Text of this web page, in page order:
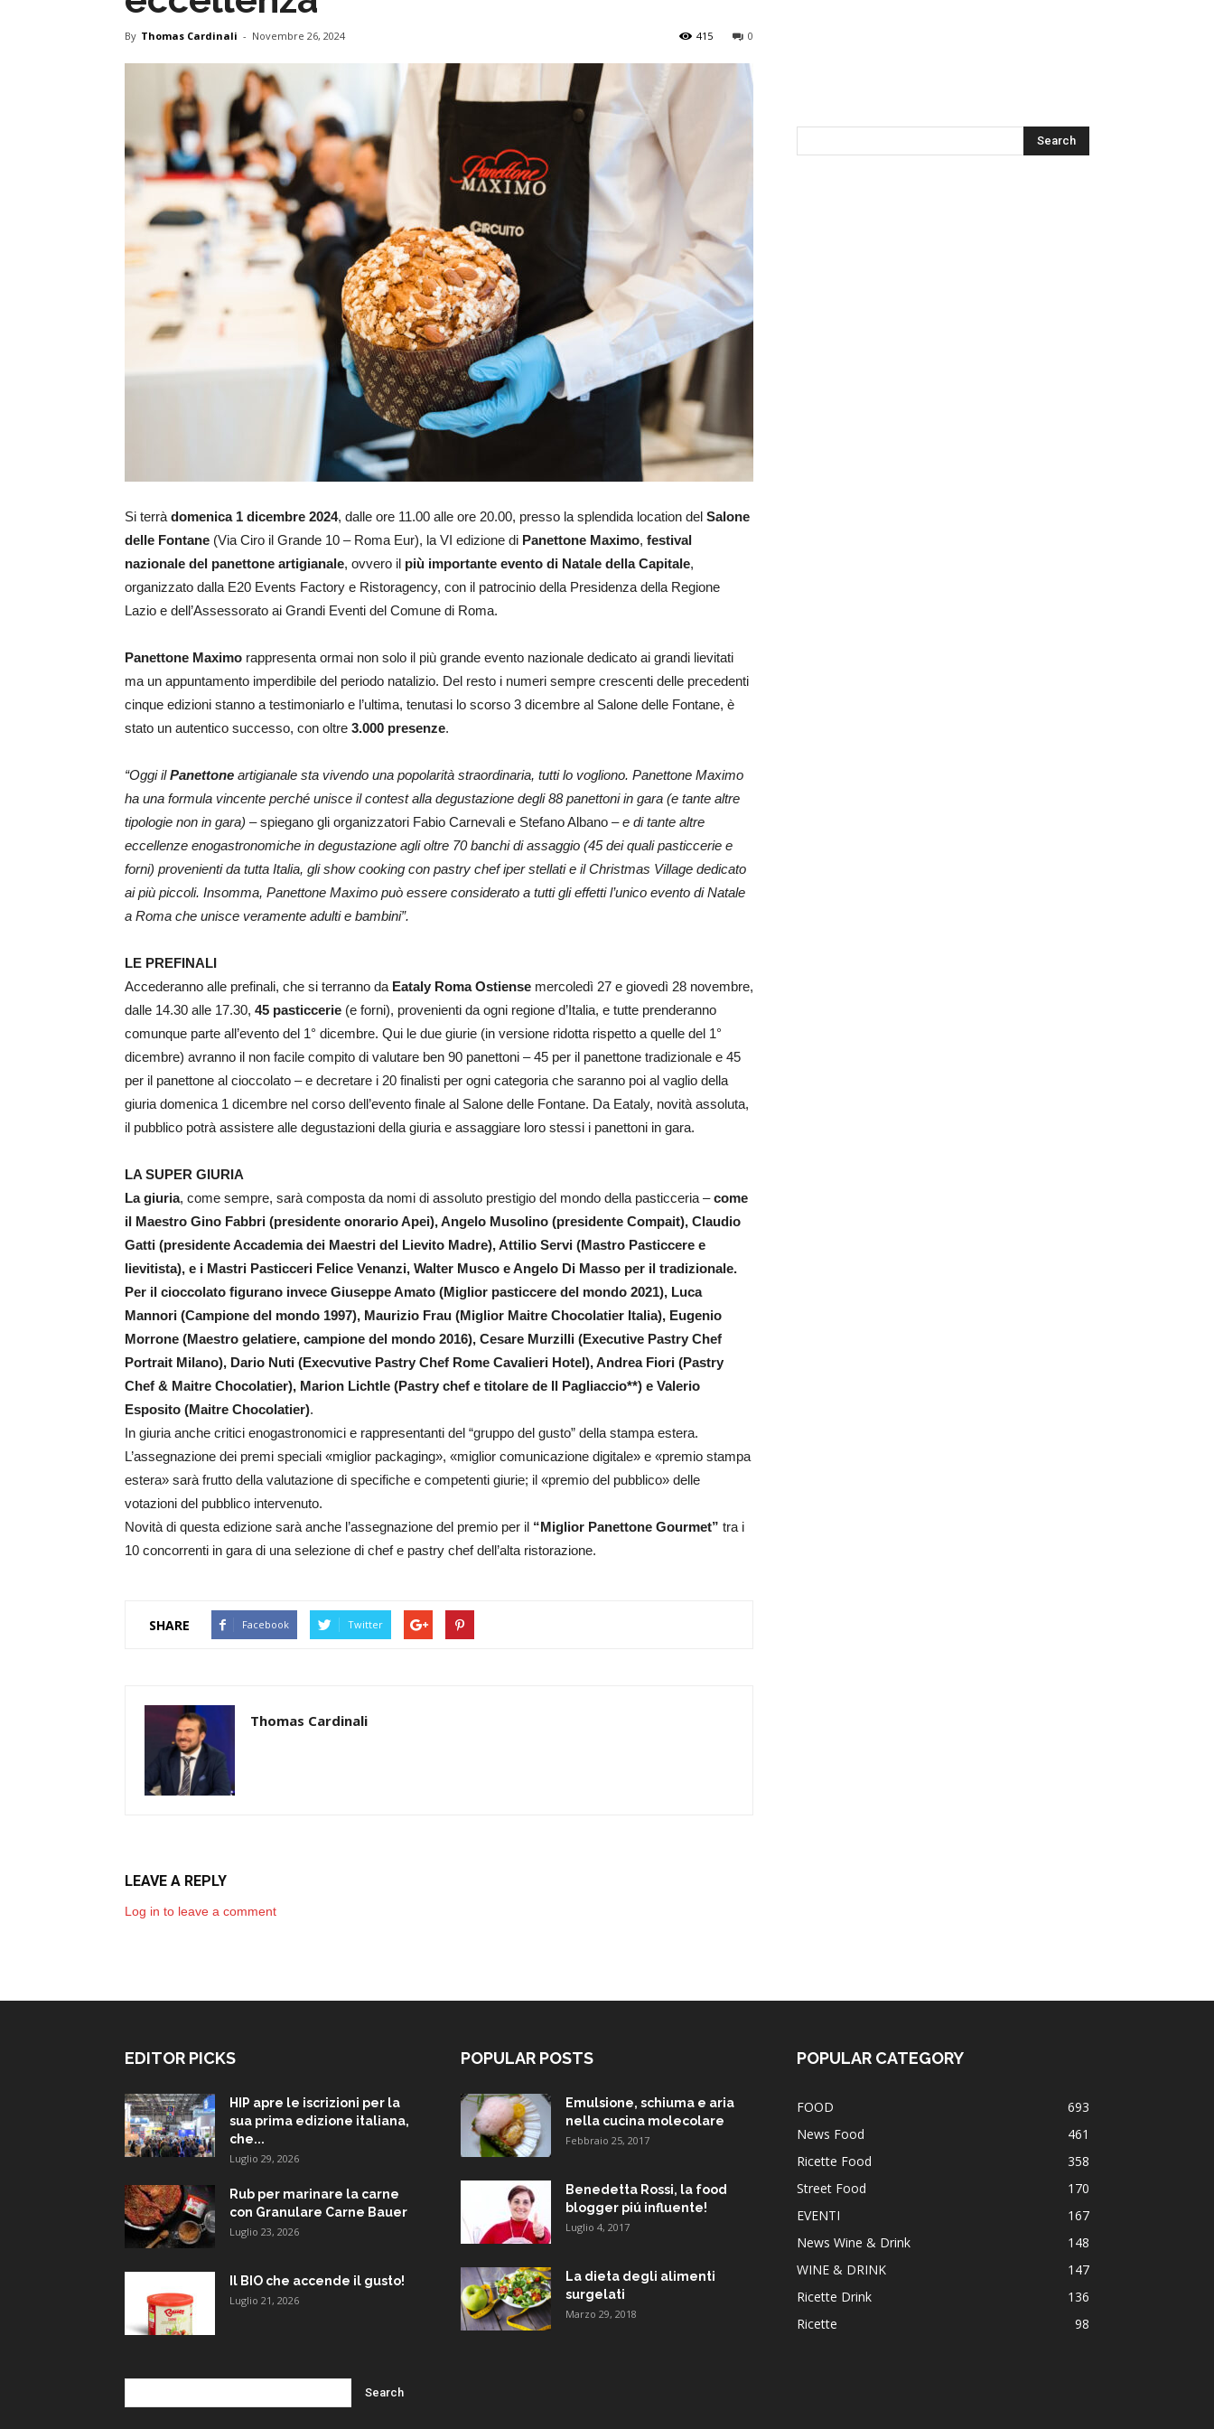
By Thomas Cardinali - Novembre 26, 2024 0
415
Si terrà domenica 1 dicembre 2024, dalle ore 11.00 alle ore 20.00, presso la splendida location del Salone
delle Fontane (Via Ciro il Grande 10 – Roma Eur), la VI edizione di Panettone Maximo, festival
nazionale del panettone artigianale, ovvero il più importante evento di Natale della Capitale,
organizzato dalla E20 Events Factory e Ristoragency, con il patrocinio della Presidenza della Regione
Lazio e dell’Assessorato ai Grandi Eventi del Comune di Roma.
Panettone Maximo rappresenta ormai non solo il più grande evento nazionale dedicato ai grandi lievitati
ma un appuntamento imperdibile del periodo natalizio. Del resto i numeri sempre crescenti delle precedenti
cinque edizioni stanno a testimoniarlo e l’ultima, tenutasi lo scorso 3 dicembre al Salone delle Fontane, è
stato un autentico successo, con oltre 3.000 presenze.
“Oggi ilPanettone artigianale sta vivendo una popolarità straordinaria, tutti lo vogliono. Panettone Maximo
ha una formula vincente perché unisce il contest alla degustazione degli 88 panettoni in gara (e tante altre
tipologie non in gara) – spiegano gli organizzatori Fabio Carnevali e Stefano Albano –e di tante altre
eccellenze enogastronomiche in degustazione agli oltre 70 banchi di assaggio (45 dei quali pasticcerie e
forni) provenienti da tutta Italia, gli show cooking con pastry chef iper stellati e il Christmas Village dedicato
ai più piccoli. Insomma, Panettone Maximo può essere considerato a tutti gli effetti l’unico evento di Natale
a Roma che unisce veramente adulti e bambini”.
LE PREFINALI
Accederanno alle prefinali, che si terranno da Eataly Roma Ostiense mercoledì 27 e giovedì 28 novembre,
dalle 14.30 alle 17.30, 45 pasticcerie (e forni), provenienti da ogni regione d’Italia, e tutte prenderanno
comunque parte all’evento del 1° dicembre. Qui le due giurie (in versione ridotta rispetto a quelle del 1°
dicembre) avranno il non facile compito di valutare ben 90 panettoni – 45 per il panettone tradizionale e 45
per il panettone al cioccolato – e decretare i 20 finalisti per ogni categoria che saranno poi al vaglio della
giuria domenica 1 dicembre nel corso dell’evento finale al Salone delle Fontane. Da Eataly, novità assoluta,
il pubblico potrà assistere alle degustazioni della giuria e assaggiare loro stessi i panettoni in gara.
LA SUPER GIURIA
La giuria, come sempre, sarà composta da nomi di assoluto prestigio del mondo della pasticceria –come
il Maestro Gino Fabbri (presidente onorario Apei), Angelo Musolino (presidente Compait), Claudio
Gatti (presidente Accademia dei Maestri del Lievito Madre), Attilio Servi (Mastro Pasticcere e
lievitista), e i Mastri Pasticceri Felice Venanzi, Walter Musco e Angelo Di Masso per il tradizionale.
Per il cioccolato figurano invece Giuseppe Amato (Miglior pasticcere del mondo 2021), Luca
Mannori (Campione del mondo 1997), Maurizio Frau (Miglior Maitre Chocolatier Italia), Eugenio
Morrone (Maestro gelatiere, campione del mondo 2016), Cesare Murzilli (Executive Pastry Chef
Portrait Milano), Dario Nuti (Execvutive Pastry Chef Rome Cavalieri Hotel), Andrea Fiori (Pastry
Chef & Maitre Chocolatier), Marion Lichtle (Pastry chef e titolare de Il Pagliaccio**) e Valerio
Esposito (Maitre Chocolatier).
In giuria anche critici enogastronomici e rappresentanti del “gruppo del gusto” della stampa estera.
L’assegnazione dei premi speciali «miglior packaging», «miglior comunicazione digitale» e «premio stampa
estera» sarà frutto della valutazione di specifiche e competenti giurie; il «premio del pubblico» delle
votazioni del pubblico intervenuto.
Novità di questa edizione sarà anche l’assegnazione del premio per il “Miglior Panettone Gourmet” tra i
10 concorrenti in gara di una selezione di chef e pastry chef dell’alta ristorazione.
SHARE Facebook Twitter
Thomas Cardinali
LEAVE A REPLY
Log in to leave a comment
EDITOR PICKS
HIP apre le iscrizioni per la
sua prima edizione italiana,
che...
Luglio 29, 2026
Rub per marinare la carne
con Granulare Carne Bauer
Luglio 23, 2026
Il BIO che accende il gusto!
Luglio 21, 2026
POPULAR POSTS
Emulsione, schiuma e aria
nella cucina molecolare
Febbraio 25, 2017
Benedetta Rossi, la food
blogger piú influente!
Luglio 4, 2017
La dieta degli alimenti
surgelati
Marzo 29, 2018
POPULAR CATEGORY
FOOD
693
News Food
461
Ricette Food
358
Street Food
170
EVENTI
167
News Wine & Drink
148
WINE & DRINK
147
Ricette Drink
136
Ricette
98